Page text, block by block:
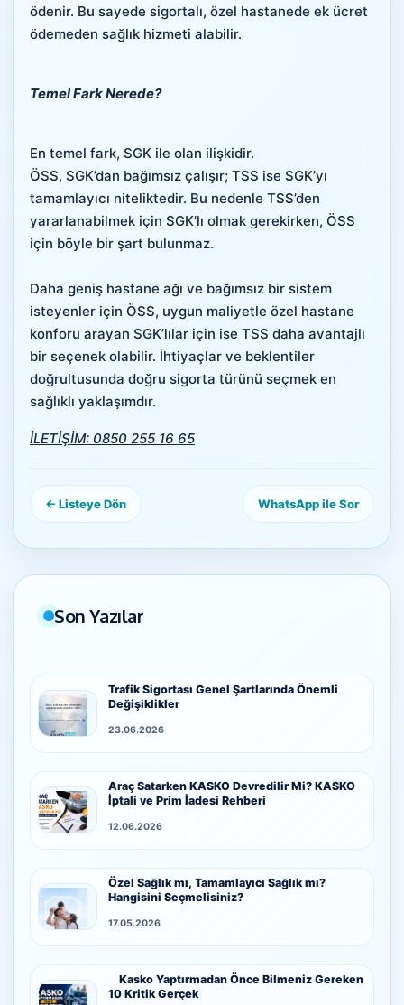
ödenir. Bu sayede sigortalı, özel hastanede ek ücret
ödemeden sağlık hizmeti alabilir.
Temel Fark Nerede?
En temel fark, SGK ile olan ilişkidir.
ÖSS, SGK’dan bağımsız çalışır; TSS ise SGK’yı
tamamlayıcı niteliktedir. Bu nedenle TSS’den
yararlanabilmek için SGK’lı olmak gerekirken, ÖSS
için böyle bir şart bulunmaz.
Daha geniş hastane ağı ve bağımsız bir sistem
isteyenler için ÖSS, uygun maliyetle özel hastane
konforu arayan SGK’lılar için ise TSS daha avantajlı
bir seçenek olabilir. İhtiyaçlar ve beklentiler
doğrultusunda doğru sigorta türünü seçmek en
sağlıklı yaklaşımdır.
İLETİŞİM: 0850 255 16 65
← Listeye Dön WhatsApp ile Sor
Son Yazılar
Trafik Sigortası Genel Şartlarında Önemli
Değişiklikler
23.06.2026
Araç Satarken KASKO Devredilir Mi? KASKO
İptali ve Prim İadesi Rehberi
12.06.2026
Özel Sağlık mı, Tamamlayıcı Sağlık mı?
Hangisini Seçmelisiniz?
17.05.2026
Kasko Yaptırmadan Önce Bilmeniz Gereken
10 Kritik Gerçek